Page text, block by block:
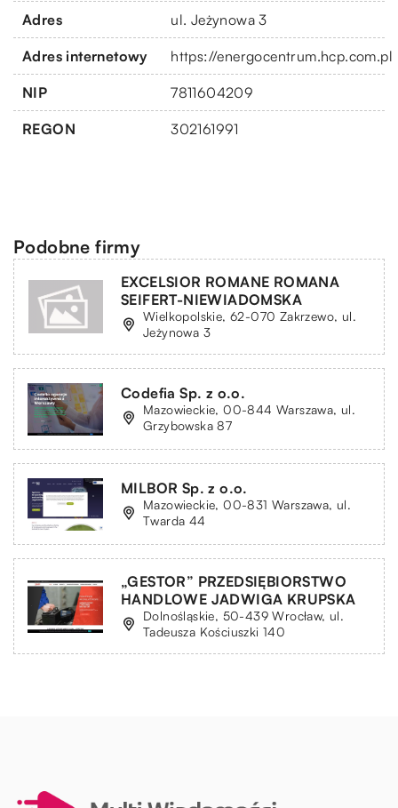
Adres ul. Jeżynowa 3
Adres internetowy https://energocentrum.hcp.com.pl
NIP 7811604209
REGON 302161991
Podobne firmy
EXCELSIOR ROMANE ROMANA
SEIFERT-NIEWIADOMSKA
Wielkopolskie, 62-070 Zakrzewo, ul.
Jeżynowa 3
Codefia Sp. z o.o.
Mazowieckie, 00-844 Warszawa, ul.
Grzybowska 87
MILBOR Sp. z o.o.
Mazowieckie, 00-831 Warszawa, ul.
Twarda 44
„GESTOR” PRZEDSIĘBIORSTWO
HANDLOWE JADWIGA KRUPSKA
Dolnośląskie, 50-439 Wrocław, ul.
Tadeusza Kościuszki 140